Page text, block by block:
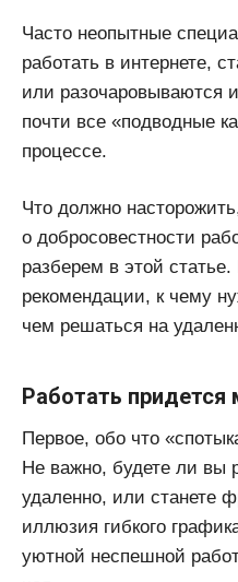
Часто неопытные
работать в интернете,
или разочаровываются
почти все «подводные
процессе.
Что должно
о добросовестности
разберем в этой
рекомендации, к чему
чем решаться на
Работать
Первое, обо что
Не важно, будете ли вы
удаленно, или станете
иллюзия гибкого
уютной неспешной